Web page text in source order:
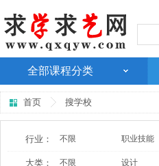
全部课程分类
首页 搜学校
行业： 不限 职业技能
大类： 不限 设计